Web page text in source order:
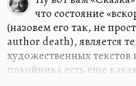
что состояние
(назовем его так, не
author death), является
художественных
покойника есть еще